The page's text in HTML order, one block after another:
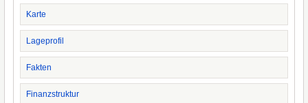
Karte
Lageprofil
Fakten
Finanzstruktur